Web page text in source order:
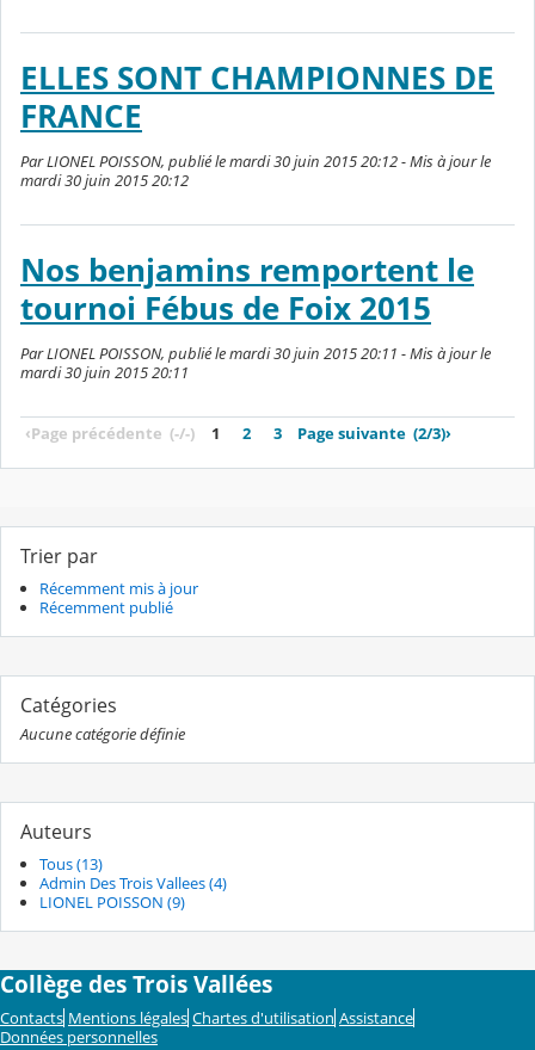
ELLES SONT CHAMPIONNES DE
FRANCE
Par LIONEL POISSON, publié le mardi 30 juin 2015 20:12 - Mis à jour le
mardi 30 juin 2015 20:12
Nos benjamins remportent le
tournoi Fébus de Foix 2015
Par LIONEL POISSON, publié le mardi 30 juin 2015 20:11 - Mis à jour le
mardi 30 juin 2015 20:11
‹Page précédente (-/-) 1 2 3 Page suivante (2/3)›
Trier par
Récemment mis à jour
Récemment publié
Catégories
Aucune catégorie définie
Auteurs
Tous (13)
Admin Des Trois Vallees (4)
LIONEL POISSON (9)
Collège des Trois Vallées
Contacts Mentions légales Chartes d'utilisation Assistance
Données personnelles